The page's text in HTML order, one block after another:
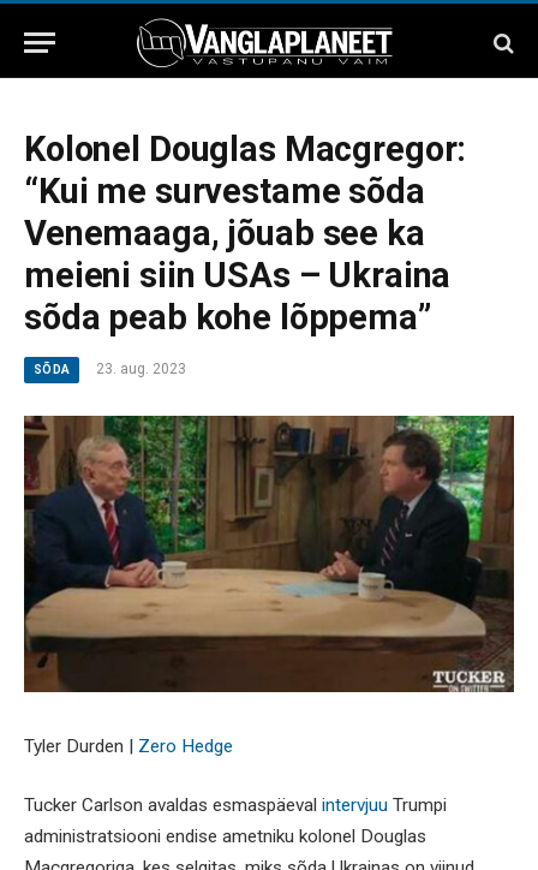
Kolonel Douglas Macgregor:
“Kui me survestame sõda
Venemaaga, jõuab see ka
meieni siin USAs – Ukraina
sõda peab kohe lõppema”
SÕDA 23. aug. 2023
Tyler Durden | Zero Hedge
Tucker Carlson avaldas esmaspäeval intervjuu Trumpi
administratsiooni endise ametniku kolonel Douglas